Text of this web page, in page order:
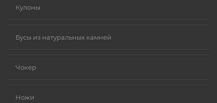
Кулоны
Бусы из натуральных камней
Чокер
Ножи